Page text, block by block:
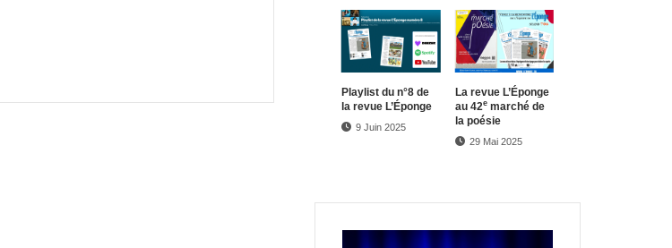
Play­list du n°8 de
la revue L’Éponge
9 Juin 2025
La revue L’Éponge
au 42emarché de
la poésie
29 Mai 2025